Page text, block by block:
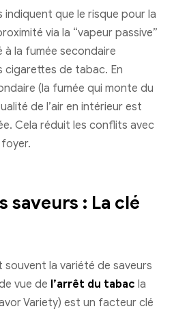
que le risque pour la
via la “vapeur passive”
la fumée secondaire
cigarettes de tabac. En
(la fumée qui monte du
de l’air en intérieur est
Cela réduit les conflits avec
saveurs : La clé
la variété de saveurs
vue de l’arrêt du tabac la
Variety) est un facteur clé